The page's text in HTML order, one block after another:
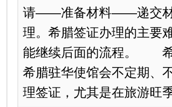
请——准备材料——递交
理。希腊签证办理的主要
能继续后面的流程。
希腊驻华使馆会不定期、
理签证，尤其是在旅游旺